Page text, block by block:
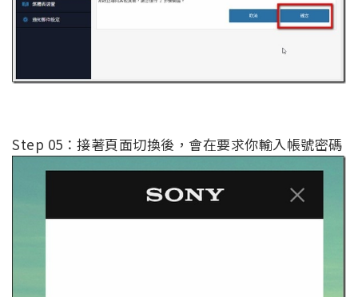
Step 05：接著頁面切換後，會在要求你輸入帳號密碼